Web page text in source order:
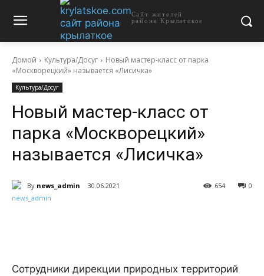
Сайт жителей
района Крылатское
Домой Культура/Досуг
Новый мастер-класс от парка
«Москворецкий» называется «Лисичка»
Культура/Досуг
Новый мастер-класс от
парка «Москворецкий»
называется «Лисичка»
By news_admin 30.06.2021 0
654
Сотрудники дирекции природных территорий